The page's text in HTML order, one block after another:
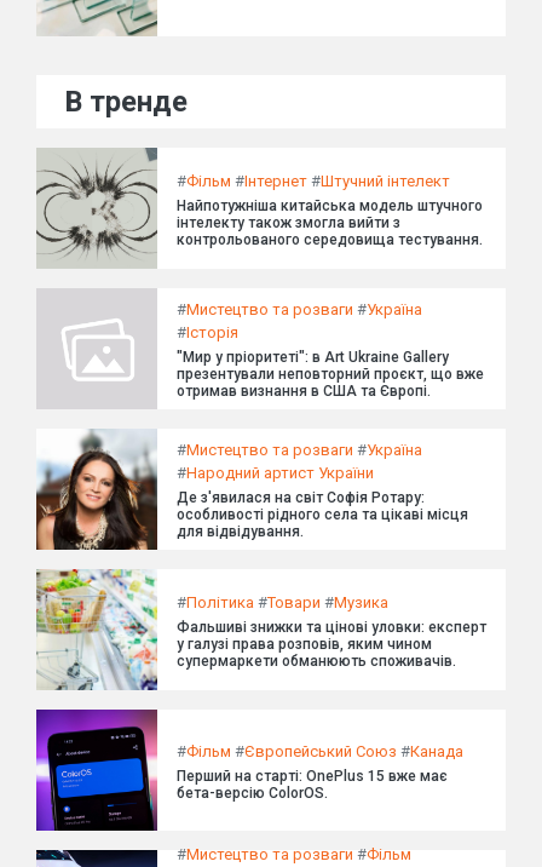
В тренде
#Фільм #Інтернет #Штучний інтелект
Найпотужніша китайська модель штучного
інтелекту також змогла вийти з
контрольованого середовища тестування.
#Мистецтво та розваги #Україна
#Історія
"Мир у пріоритеті": в Art Ukraine Gallery
презентували неповторний проєкт, що вже
отримав визнання в США та Європі.
#Мистецтво та розваги #Україна
#Народний артист України
Де з'явилася на світ Софія Ротару:
особливості рідного села та цікаві місця
для відвідування.
#Політика #Товари #Музика
Фальшиві знижки та цінові уловки: експерт
у галузі права розповів, яким чином
супермаркети обманюють споживачів.
#Фільм #Європейський Союз #Канада
Перший на старті: OnePlus 15 вже має
бета-версію ColorOS.
#Мистецтво та розваги #Фільм